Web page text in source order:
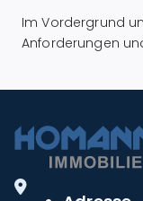
Im Vordergrund
Anforderungen